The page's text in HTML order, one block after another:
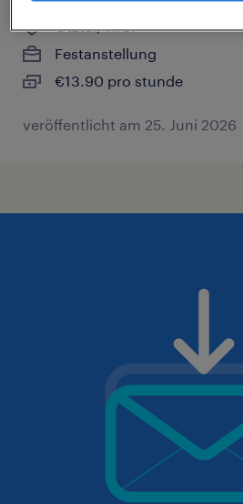
Ötztal, Tirol
Festanstellung
€13.90 pro stunde
veröffentlicht am 25. Juni 2026